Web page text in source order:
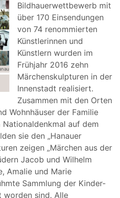
Bildhauerwettbewerb mit
über 170 Einsendungen
von 74 renommierten
Künstlerinnen und
Künstlern wurden im
Frühjahr 2016 zehn
Märchenskulpturen in der
Innenstadt realisiert.
Zusammen mit den Orten
Wohnhäuser der Familie
auf dem
sie den „Hanauer
zeigen „Märchen aus der
Jacob und Wilhelm
Amalie und Marie
Sammlung der Kinder-
worden sind. Alle